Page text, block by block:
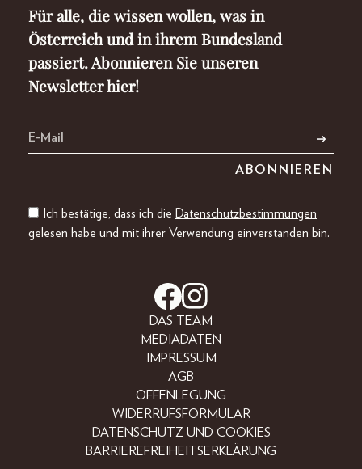
Für alle, die wissen wollen, was in
Österreich und in ihrem Bundesland
passiert. Abonnieren Sie unseren
Newsletter hier!
Ich bestätige, dass ich die Datenschutzbestimmungen
gelesen habe und mit ihrer Verwendung einverstanden bin.
DAS TEAM
MEDIADATEN
IMPRESSUM
AGB
OFFENLEGUNG
WIDERRUFSFORMULAR
DATENSCHUTZ UND COOKIES
BARRIEREFREIHEITSERKLÄRUNG